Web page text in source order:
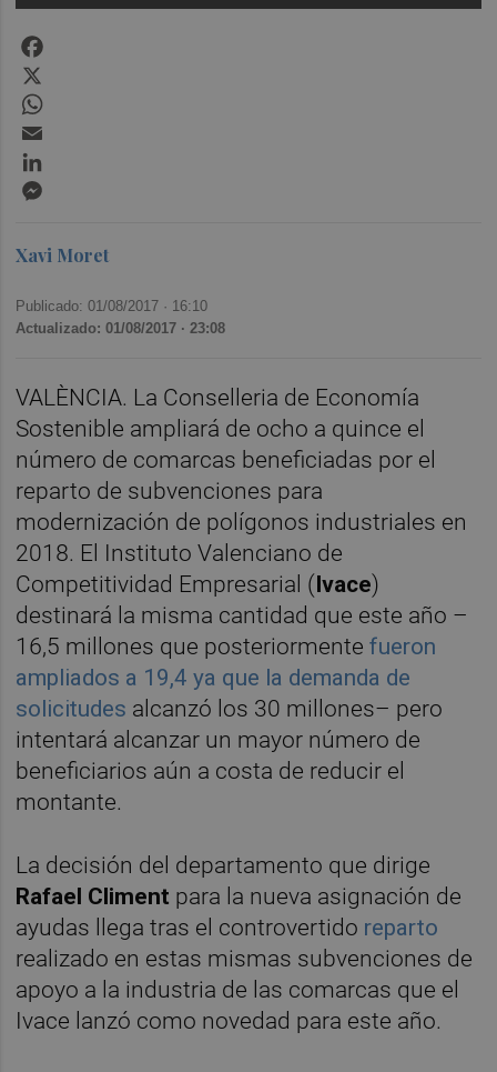
Xavi Moret
Publicado: 01/08/2017 · 16:10
Actualizado: 01/08/2017 · 23:08
VALÈNCIA. La Conselleria de Economía
Sostenible ampliará de ocho a quince el
número de comarcas beneficiadas por el
reparto de subvenciones para
modernización de polígonos industriales en
2018. El Instituto Valenciano de
Competitividad Empresarial (Ivace)
destinará la misma cantidad que este año –
16,5 millones que posteriormentefueron
ampliados a 19,4 ya que la demanda de
solicitudes alcanzó los 30 millones– pero
intentará alcanzar un mayor número de
beneficiarios aún a costa de reducir el
montante.
La decisión del departamento que dirige
Rafael Climent para la nueva asignación de
ayudas llega tras el controvertido reparto
realizado en estas mismas subvenciones de
apoyo a la industria de las comarcas que el
Ivace lanzó como novedad para este año.